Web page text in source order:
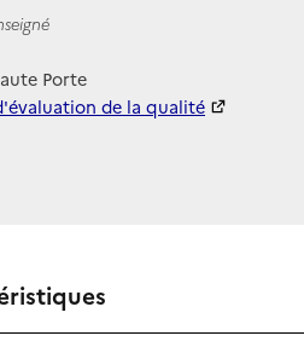
Porte
de la qualité